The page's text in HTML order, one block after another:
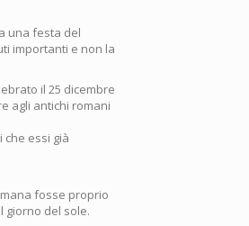
una festa del
importanti e non la
il 25 dicembre
agli antichi romani
essi già
fosse proprio
giorno del sole.